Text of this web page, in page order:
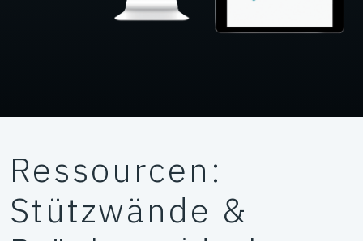
Ressourcen:
Stützwände &